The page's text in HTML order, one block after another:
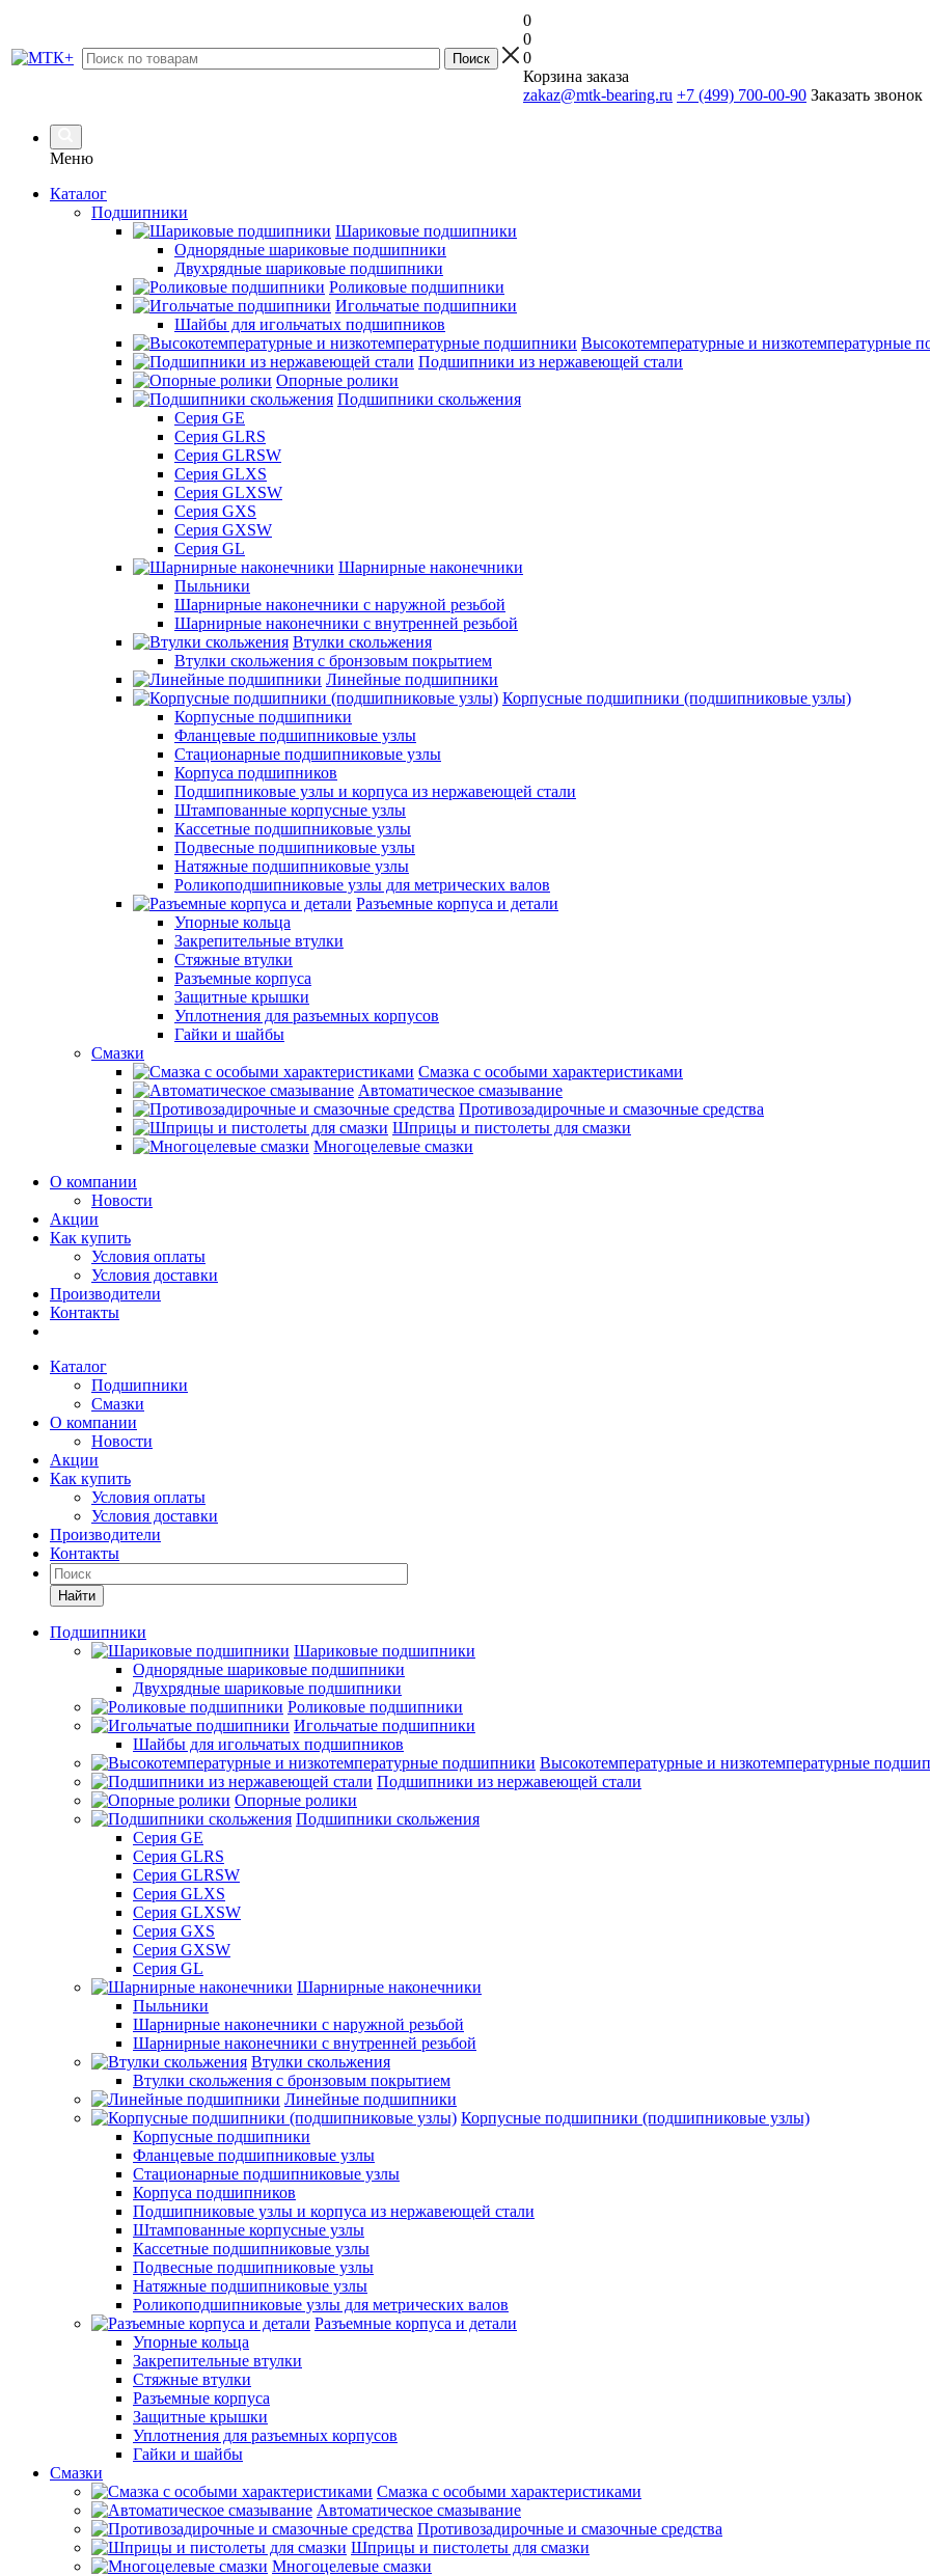
0
0
0
Корзина заказа
zakaz@mtk-bearing.ru +7 (499) 700-00-90 Заказать звонок
Меню
Каталог
Подшипники
Шариковые подшипники
Однорядные шариковые подшипники
Двухрядные шариковые подшипники
Роликовые подшипники
Игольчатые подшипники
Шайбы для игольчатых подшипников
Высокотемпературные и низкотемпературные
Подшипники из нержавеющей стали
Опорные ролики
Подшипники скольжения
Серия GE
Серия GLRS
Серия GLRSW
Серия GLXS
Серия GLXSW
Серия GXS
Серия GXSW
Серия GL
Шарнирные наконечники
Пыльники
Шарнирные наконечники с наружной резьбой
Шарнирные наконечники с внутренней резьбой
Втулки скольжения
Втулки скольжения с бронзовым покрытием
Линейные подшипники
Корпусные подшипники (подшипниковые узлы)
Корпусные подшипники
Фланцевые подшипниковые узлы
Стационарные подшипниковые узлы
Корпуса подшипников
Подшипниковые узлы и корпуса из нержавеющей стали
Штампованные корпусные узлы
Кассетные подшипниковые узлы
Подвесные подшипниковые узлы
Натяжные подшипниковые узлы
Роликоподшипниковые узлы для метрических валов
Разъемные корпуса и детали
Упорные кольца
Закрепительные втулки
Стяжные втулки
Разъемные корпуса
Защитные крышки
Уплотнения для разъемных корпусов
Гайки и шайбы
Смазки
Смазка с особыми характеристиками
Автоматическое смазывание
Противозадирочные и смазочные средства
Шприцы и пистолеты для смазки
Многоцелевые смазки
О компании
Новости
Акции
Как купить
Условия оплаты
Условия доставки
Производители
Контакты
Каталог
Подшипники
Смазки
О компании
Новости
Акции
Как купить
Условия оплаты
Условия доставки
Производители
Контакты
Найти
Подшипники
Шариковые подшипники
Однорядные шариковые подшипники
Двухрядные шариковые подшипники
Роликовые подшипники
Игольчатые подшипники
Шайбы для игольчатых подшипников
Высокотемпературные и низкотемпературные
Подшипники из нержавеющей стали
Опорные ролики
Подшипники скольжения
Серия GE
Серия GLRS
Серия GLRSW
Серия GLXS
Серия GLXSW
Серия GXS
Серия GXSW
Серия GL
Шарнирные наконечники
Пыльники
Шарнирные наконечники с наружной резьбой
Шарнирные наконечники с внутренней резьбой
Втулки скольжения
Втулки скольжения с бронзовым покрытием
Линейные подшипники
Корпусные подшипники (подшипниковые узлы)
Корпусные подшипники
Фланцевые подшипниковые узлы
Стационарные подшипниковые узлы
Корпуса подшипников
Подшипниковые узлы и корпуса из нержавеющей стали
Штампованные корпусные узлы
Кассетные подшипниковые узлы
Подвесные подшипниковые узлы
Натяжные подшипниковые узлы
Роликоподшипниковые узлы для метрических валов
Разъемные корпуса и детали
Упорные кольца
Закрепительные втулки
Стяжные втулки
Разъемные корпуса
Защитные крышки
Уплотнения для разъемных корпусов
Гайки и шайбы
Смазки
Смазка с особыми характеристиками
Автоматическое смазывание
Противозадирочные и смазочные средства
Шприцы и пистолеты для смазки
Многоцелевые смазки